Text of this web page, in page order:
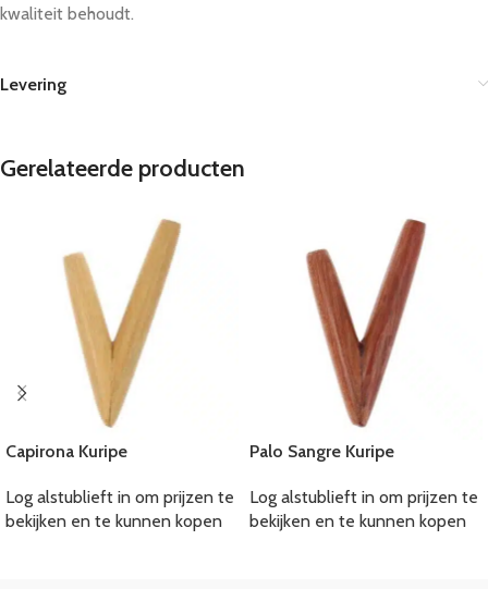
kwaliteit behoudt.
Levering
Gerelateerde producten
Capirona Kuripe
Log alstublieft in om prijzen te
bekijken en te kunnen kopen
Palo Sangre Kuripe
Log alstublieft in om prijzen te
bekijken en te kunnen kopen